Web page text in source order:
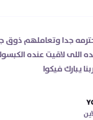
ذوق جدا
عنده الكبسولات اللى